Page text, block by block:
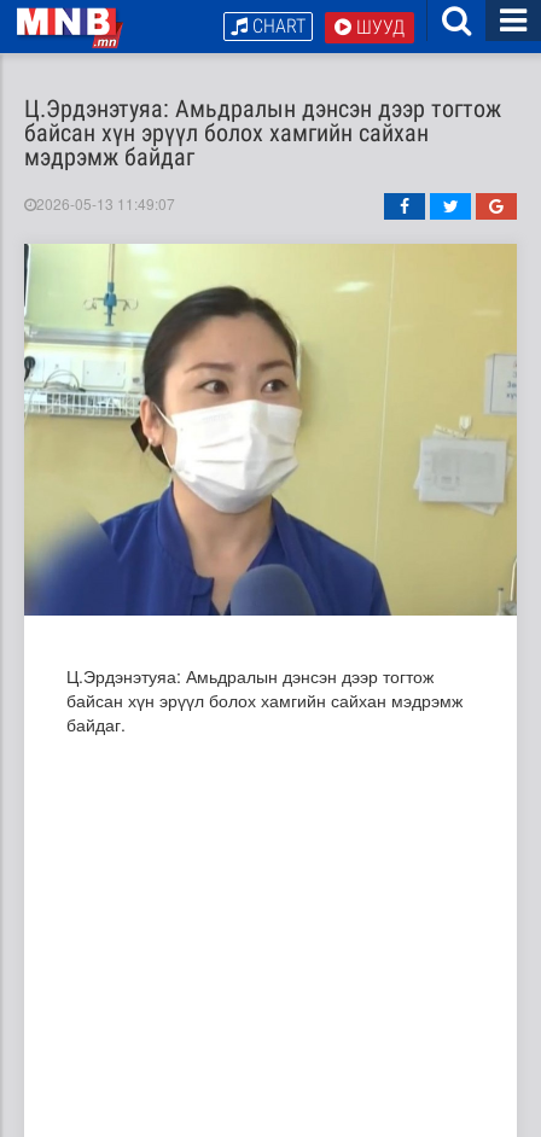
ШУУД
CHART
Ц.Эрдэнэтуяа: Амьдралын дэнсэн дээр тогтож
байсан хүн эрүүл болох хамгийн сайхан
мэдрэмж байдаг
2026-05-13 11:49:07
Ц.Эрдэнэтуяа: Амьдралын дэнсэн дээр тогтож
байсан хүн эрүүл болох хамгийн сайхан мэдрэмж
байдаг.